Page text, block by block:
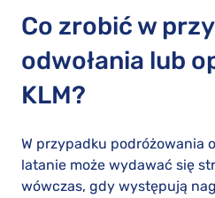
Co zrobić w
odwołania lub
KLM?
W przypadku podróżowania
latanie może wydawać się
wówczas, gdy występują